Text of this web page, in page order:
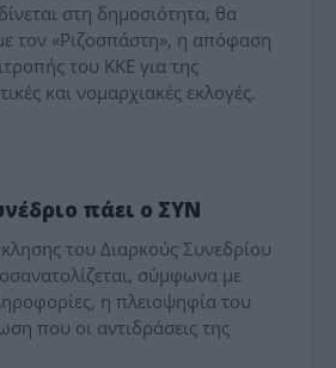
στη δημοσιότητα, θα
τον «Ριζοσπάστη», η απόφαση
του ΚΚΕ για της
και νομαρχιακές εκλογές.
πάει ο ΣΥΝ
του Διαρκούς Συνεδρίου
σύμφωνα με
η πλειοψηφία του
που οι αντιδράσεις της